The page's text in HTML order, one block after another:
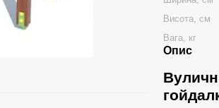
Висота, см
Вага, кг
Опис